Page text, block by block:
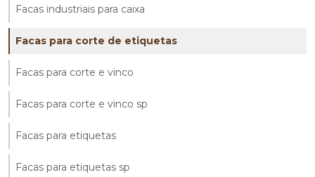
Facas industriais para caixa
Facas para corte de etiquetas
Facas para corte e vinco
Facas para corte e vinco sp
Facas para etiquetas
Facas para etiquetas sp